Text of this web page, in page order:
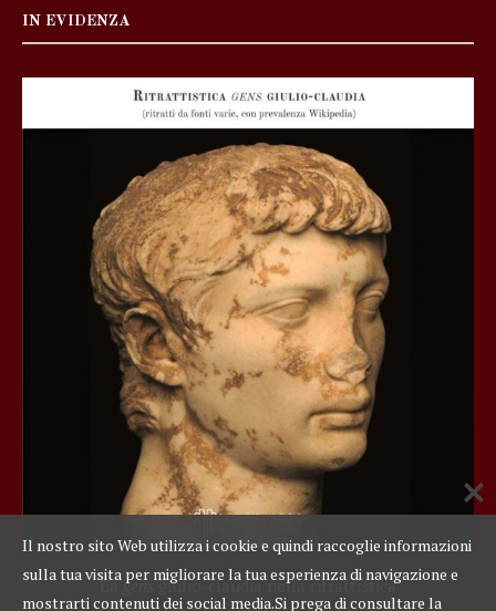
IN EVIDENZA
La gens giulio-claudia nella ritrattistica
Il nostro sito Web utilizza i cookie e quindi raccoglie informazioni
sulla tua visita per migliorare la tua esperienza di navigazione e
mostrarti contenuti dei social media.Si prega di consultare la